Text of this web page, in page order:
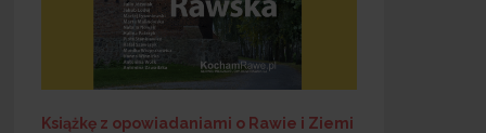
Książkę z opowiadaniami o Rawie i Ziemi